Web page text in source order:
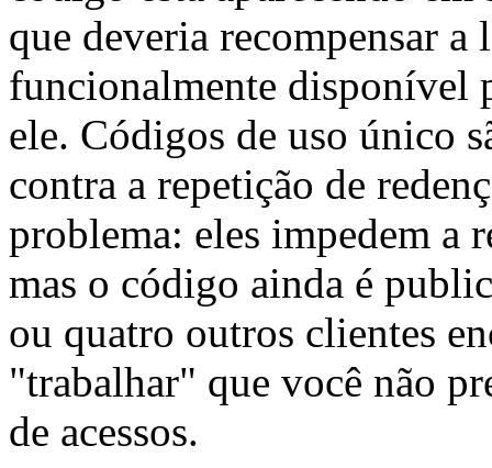
que deveria recompensar a
funcionalmente disponível
ele. Códigos de uso único
contra a repetição de
problema: eles impedem a
mas o código ainda é
ou quatro outros clientes
"trabalhar" que você não
de acessos.